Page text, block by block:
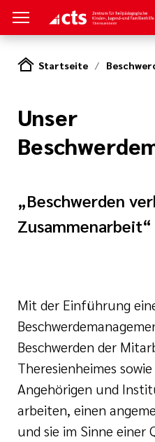
Ausrichtung
der cts
Einrichtung
Startseite
Unser
„Beschwerden
Zusammenarbeit“
Mit der Einführung
Beschwerden der
Theresienheimes
Angehörigen und
arbeiten, einen
und sie im Sinne einer